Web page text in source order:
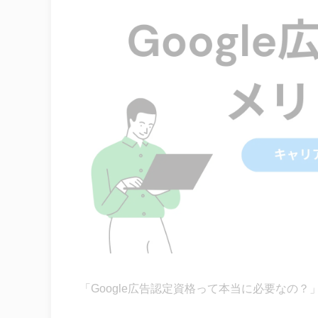
「Google広告認定資格って本当に必要なの？